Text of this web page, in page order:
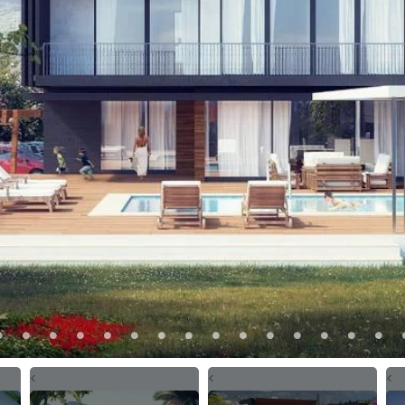
< < <